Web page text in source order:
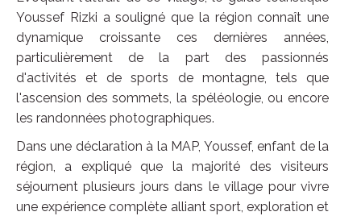
Youssef Rizki a souligné que la région connaît une
dynamique croissante ces dernières années,
particulièrement de la part des passionnés
d'activités et de sports de montagne, tels que
l'ascension des sommets, la spéléologie, ou encore
les randonnées photographiques.
Dans une déclaration à la MAP, Youssef, enfant de la
région, a expliqué que la majorité des visiteurs
séjournent plusieurs jours dans le village pour vivre
une expérience complète alliant sport, exploration et